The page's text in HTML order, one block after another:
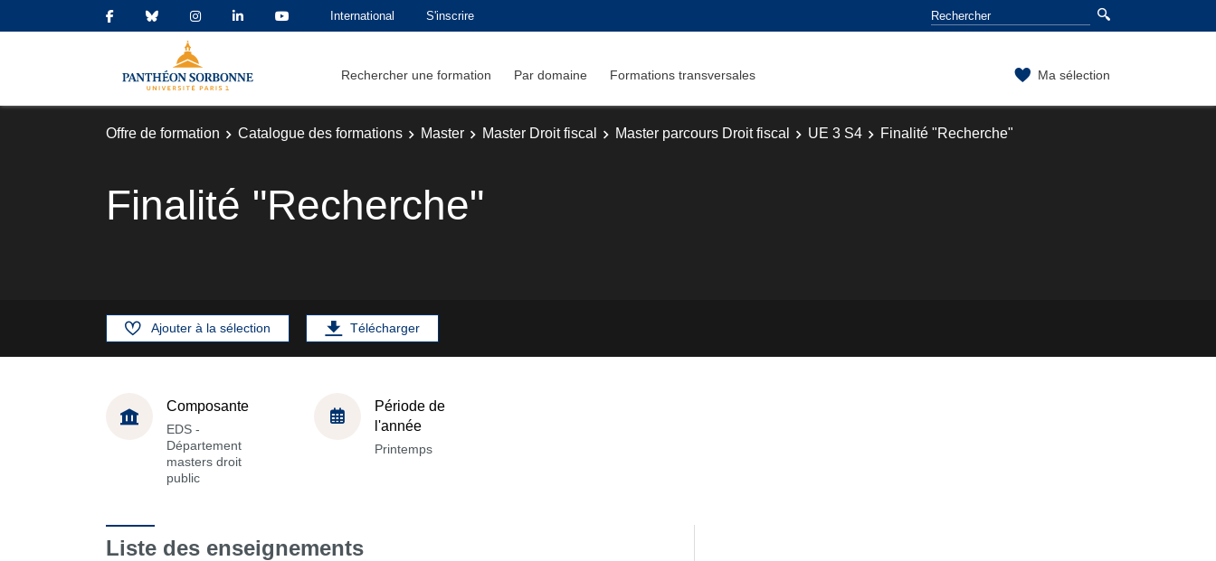
International S'inscrire
Rechercher une formation Par domaine Formations transversales Ma sélection
Offre de formation Catalogue des formations Master Master Droit fiscal Master parcours Droit fiscal UE 3 S4 Finalité "Recherche"
Finalité "Recherche"
Ajouter à la sélection Télécharger
Composante
EDS -
Département
masters droit
public
Période de
l'année
Printemps
Liste des enseignements